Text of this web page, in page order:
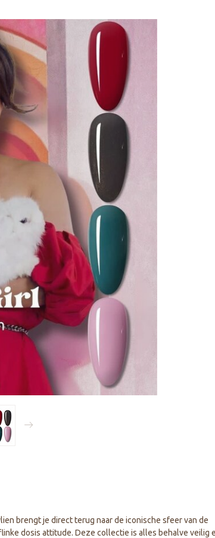
te
gaan.
u
met
aanraaktoetsen
werkt,
kunt
u
touch-
swipetekens
gebruiken.
brengt je direct terug naar de iconische sfeer van de
dosis attitude. Deze collectie is alles behalve veilig